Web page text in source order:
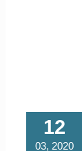
12
03, 2020